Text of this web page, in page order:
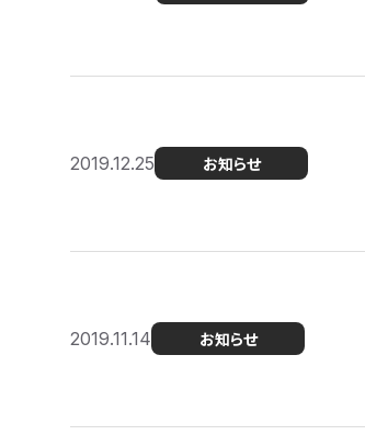
2019.12.25 お知らせ
2019.11.14 お知らせ